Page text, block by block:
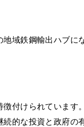
域鉄鋼輸出ハブに
付けられています
的な投資と政府の